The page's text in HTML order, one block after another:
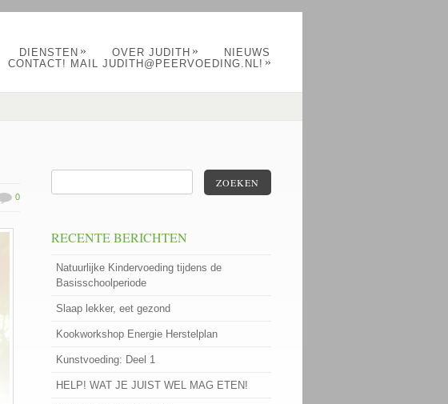
DIENSTEN » OVER JUDITH »
NIEUWS
CONTACT! MAIL JUDITH@PEERVOEDING.NL! »
0
ZOEKEN
RECENTE BERICHTEN
Natuurlijke Kindervoeding tijdens de
Basisschoolperiode
Slaap lekker, eet gezond
Kookworkshop Energie Herstelplan
Kunstvoeding: Deel 1
HELP! WAT JE JUIST WEL MAG ETEN!